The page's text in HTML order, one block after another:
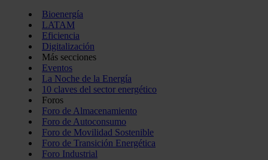
Bioenergía
LATAM
Eficiencia
Digitalización
Más secciones
Eventos
La Noche de la Energía
10 claves del sector energético
Foros
Foro de Almacenamiento
Foro de Autoconsumo
Foro de Movilidad Sostenible
Foro de Transición Energética
Foro Industrial